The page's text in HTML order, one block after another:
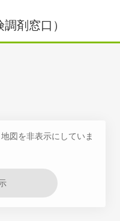
剤窓口）
図を非表示にしていま